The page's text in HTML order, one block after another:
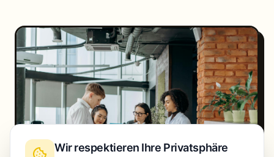
Wir respektieren Ihre Privatsphäre